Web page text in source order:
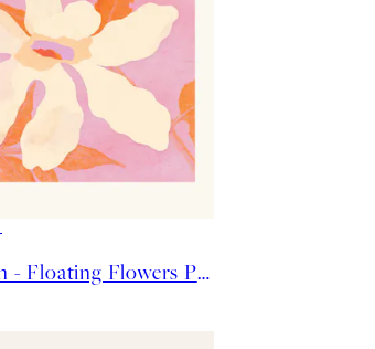
Sylvia Takken - Floating Flowers Plagát